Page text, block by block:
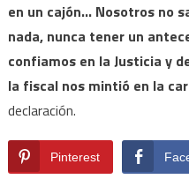
en un cajón… Nosotros no
nada, nunca tener un
confiamos en la Justicia y
la fiscal nos mintió en la
declaración.
Pinterest